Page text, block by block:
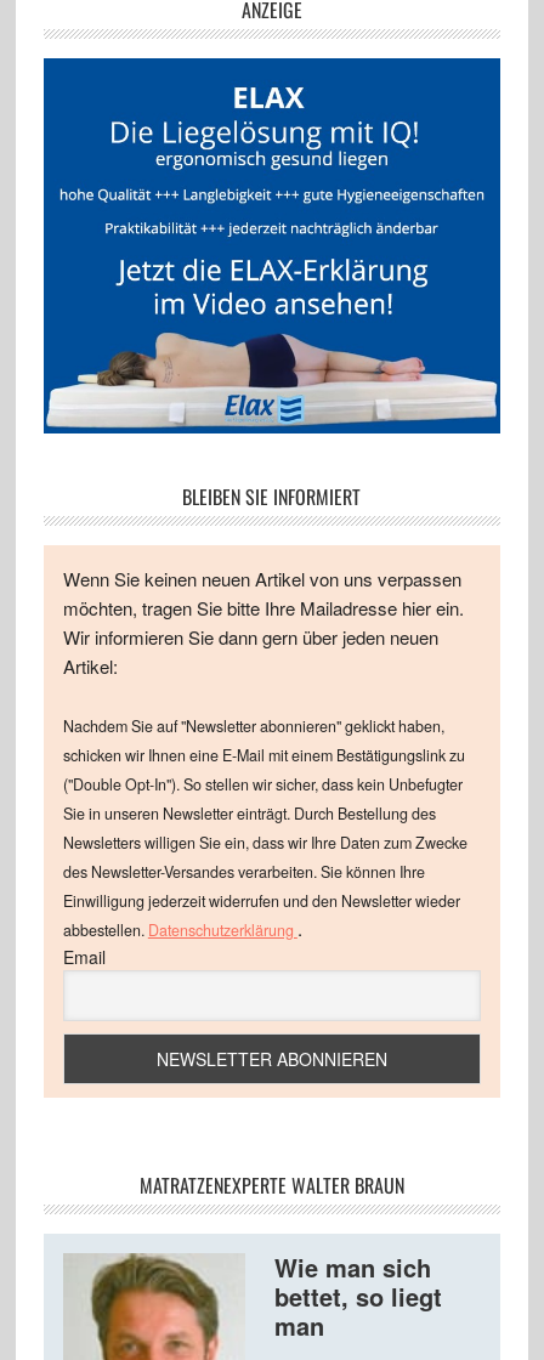
ANZEIGE
BLEIBEN SIE INFORMIERT
Wenn Sie keinen neuen Artikel von uns verpassen
möchten, tragen Sie bitte Ihre Mailadresse hier ein.
Wir informieren Sie dann gern über jeden neuen
Artikel:
Nachdem Sie auf "Newsletter abonnieren" geklickt haben,
schicken wir Ihnen eine E-Mail mit einem Bestätigungslink zu
("Double Opt-In"). So stellen wir sicher, dass kein Unbefugter
Sie in unseren Newsletter einträgt. Durch Bestellung des
Newsletters willigen Sie ein, dass wir Ihre Daten zum Zwecke
des Newsletter-Versandes verarbeiten. Sie können Ihre
Einwilligung jederzeit widerrufen und den Newsletter wieder
abbestellen. Datenschutzerklärung .
Email
MATRATZENEXPERTE WALTER BRAUN
Wie man sich
bettet, so liegt
man